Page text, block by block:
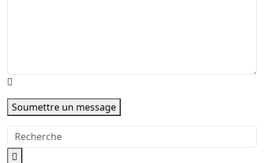
Soumettre un message